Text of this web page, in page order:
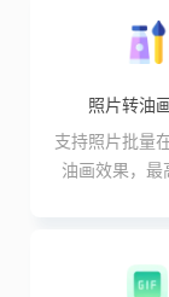
照片转油
支持照片批量
油画效果，最